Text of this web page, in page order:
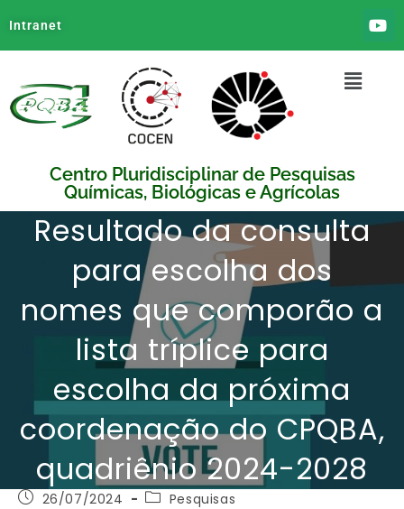
Intranet
Centro Pluridisciplinar de Pesquisas
Químicas, Biológicas e Agrícolas
Resultado da consulta
para escolha dos
nomes que comporão a
lista tríplice para
escolha da próxima
coordenação do CPQBA,
quadriênio 2024-2028
26/07/2024 Pesquisas